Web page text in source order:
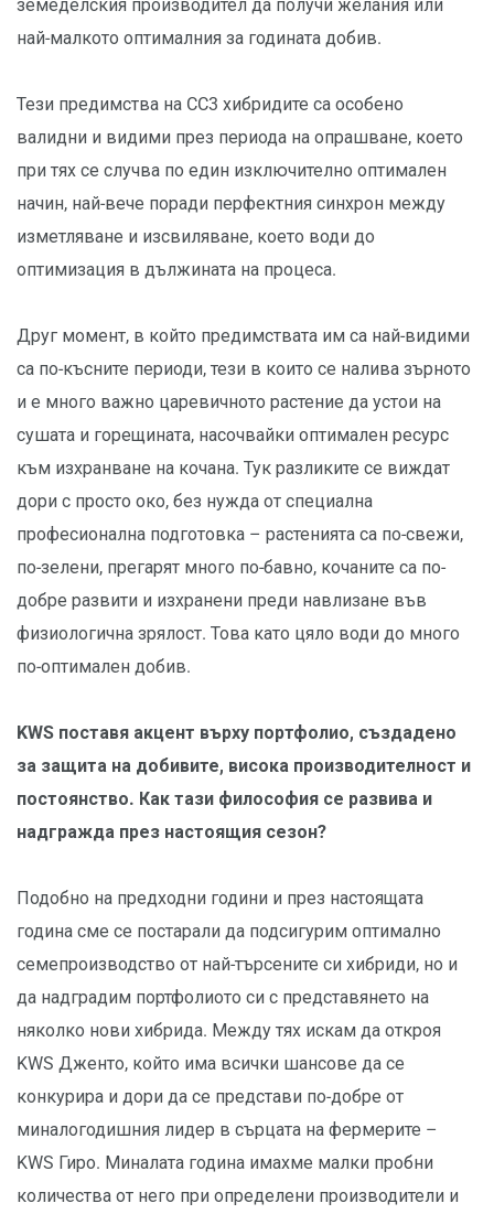
земеделския производител да получи желания или
най-малкото оптималния за годината добив.
Тези предимства на CC3 хибридите са особено
валидни и видими през периода на опрашване, което
при тях се случва по един изключително оптимален
начин, най-вече поради перфектния синхрон между
изметляване и изсвиляване, което води до
оптимизация в дължината на процеса.
Друг момент, в който предимствата им са най-видими
са по-късните периоди, тези в които се налива зърното
и е много важно царевичното растение да устои на
сушата и горещината, насочвайки оптимален ресурс
към изхранване на кочана. Тук разликите се виждат
дори с просто око, без нужда от специална
професионална подготовка – растенията са по-свежи,
по-зелени, прегарят много по-бавно, кочаните са по-
добре развити и изхранени преди навлизане във
физиологична зрялост. Това като цяло води до много
по-оптимален добив.
KWS поставя акцент върху портфолио, създадено
за защита на добивите, висока производителност и
постоянство. Как тази философия се развива и
надгражда през настоящия сезон?
Подобно на предходни години и през настоящата
година сме се постарали да подсигурим оптимално
семепроизводство от най-търсените си хибриди, но и
да надградим портфолиото си с представянето на
няколко нови хибрида. Между тях искам да откроя
KWS Дженто, който има всички шансове да се
конкурира и дори да се представи по-добре от
миналогодишния лидер в сърцата на фермерите –
KWS Гиро. Миналата година имахме малки пробни
количества от него при определени производители и